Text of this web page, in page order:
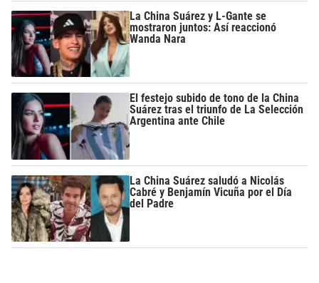
La China Suárez y L-Gante se
mostraron juntos: Así reaccionó
Wanda Nara
El festejo subido de tono de la China
Suárez tras el triunfo de La Selección
Argentina ante Chile
La China Suárez saludó a Nicolás
Cabré y Benjamín Vicuña por el Día
del Padre